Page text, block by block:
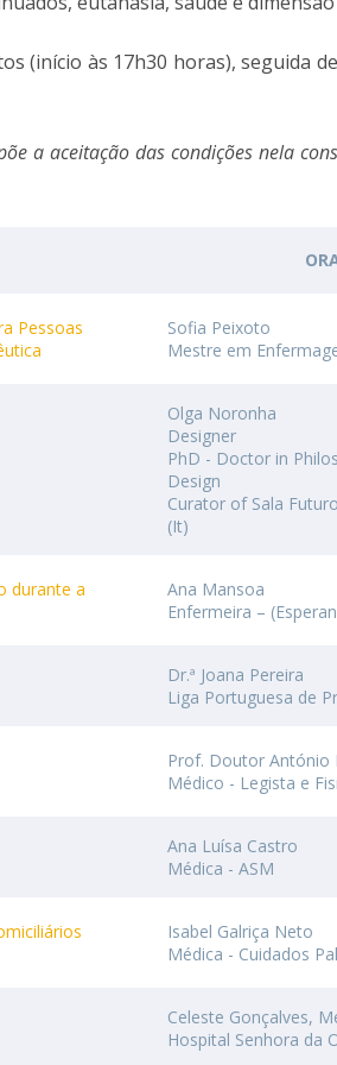
(início às 17h30 horas), seguida
a aceitação das condições nela
Pessoas
Sofia Peixoto
Mestre em
Olga Noronha
Designer
PhD - Doctor in
Design
Curator of Sala
(It)
durante a
Ana Mansoa
Enfermeira –
Dr.ª Joana Pereira
Liga Portuguesa de
Prof. Doutor António
Médico - Legista e
Ana Luísa Castro
Médica - ASM
Isabel Galriça Neto
Médica - Cuidados
Celeste Gonçalves,
Hospital Senhora da